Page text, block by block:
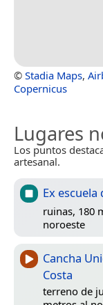
© Stadia Maps,
Copernicus
Lugares
Los puntos
artesanal.
Ex escuela
ruinas, 180
noroeste
Cancha
Costa
terreno de